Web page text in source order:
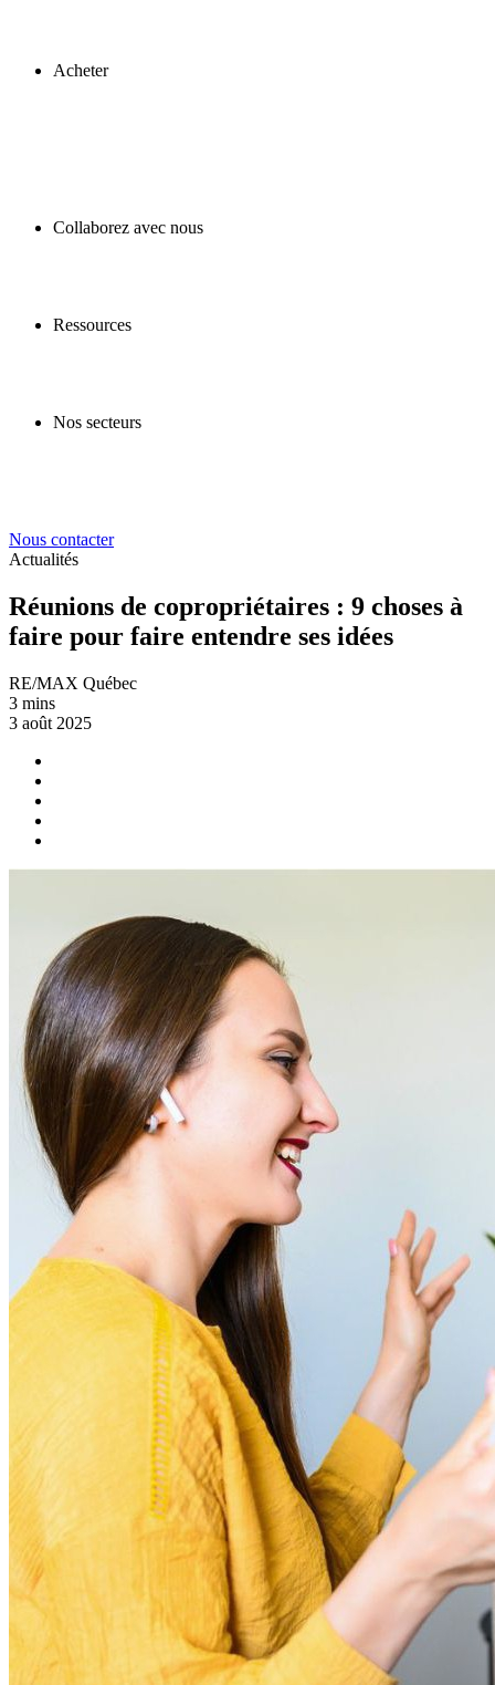
Acheter
Collaborez avec nous
Ressources
Nos secteurs
Nous contacter
Actualités
Réunions de copropriétaires : 9 choses à
faire pour faire entendre ses idées
RE/MAX Québec
3 mins
3 août 2025